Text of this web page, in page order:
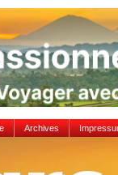
Archives